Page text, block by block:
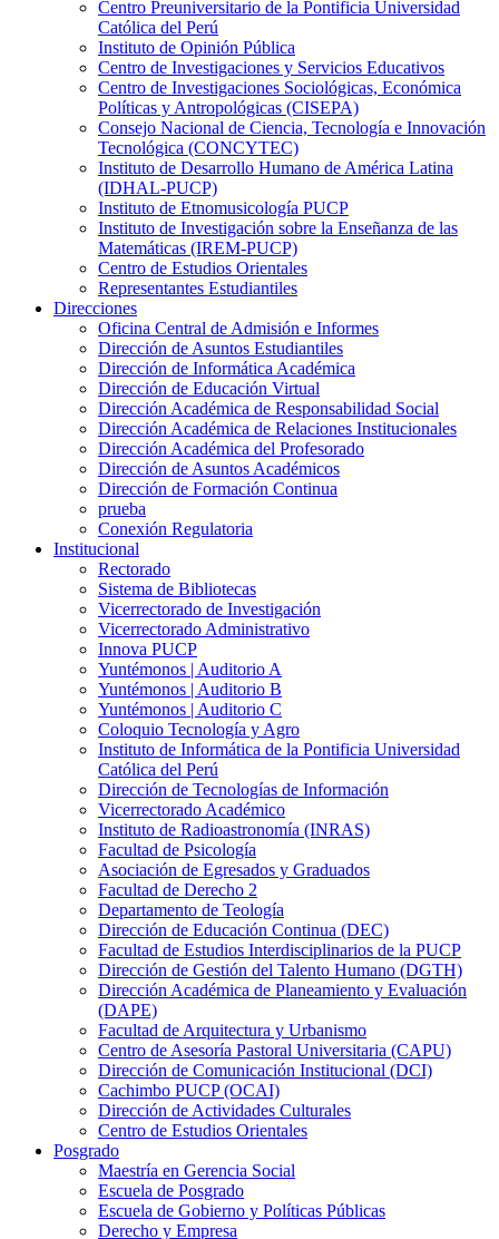
Centro Preuniversitario de la Pontificia Universidad
Católica del Perú
Instituto de Opinión Pública
Centro de Investigaciones y Servicios Educativos
Centro de Investigaciones Sociológicas, Económica
Políticas y Antropológicas (CISEPA)
Consejo Nacional de Ciencia, Tecnología e Innovación
Tecnológica (CONCYTEC)
Instituto de Desarrollo Humano de América Latina
(IDHAL-PUCP)
Instituto de Etnomusicología PUCP
Instituto de Investigación sobre la Enseñanza de las
Matemáticas (IREM-PUCP)
Centro de Estudios Orientales
Representantes Estudiantiles
Direcciones
Oficina Central de Admisión e Informes
Dirección de Asuntos Estudiantiles
Dirección de Informática Académica
Dirección de Educación Virtual
Dirección Académica de Responsabilidad Social
Dirección Académica de Relaciones Institucionales
Dirección Académica del Profesorado
Dirección de Asuntos Académicos
Dirección de Formación Continua
prueba
Conexión Regulatoria
Institucional
Rectorado
Sistema de Bibliotecas
Vicerrectorado de Investigación
Vicerrectorado Administrativo
Innova PUCP
Yuntémonos | Auditorio A
Yuntémonos | Auditorio B
Yuntémonos | Auditorio C
Coloquio Tecnología y Agro
Instituto de Informática de la Pontificia Universidad
Católica del Perú
Dirección de Tecnologías de Información
Vicerrectorado Académico
Instituto de Radioastronomía (INRAS)
Facultad de Psicología
Asociación de Egresados y Graduados
Facultad de Derecho 2
Departamento de Teología
Dirección de Educación Continua (DEC)
Facultad de Estudios Interdisciplinarios de la PUCP
Dirección de Gestión del Talento Humano (DGTH)
Dirección Académica de Planeamiento y Evaluación
(DAPE)
Facultad de Arquitectura y Urbanismo
Centro de Asesoría Pastoral Universitaria (CAPU)
Dirección de Comunicación Institucional (DCI)
Cachimbo PUCP (OCAI)
Dirección de Actividades Culturales
Centro de Estudios Orientales
Posgrado
Maestría en Gerencia Social
Escuela de Posgrado
Escuela de Gobierno y Políticas Públicas
Derecho y Empresa